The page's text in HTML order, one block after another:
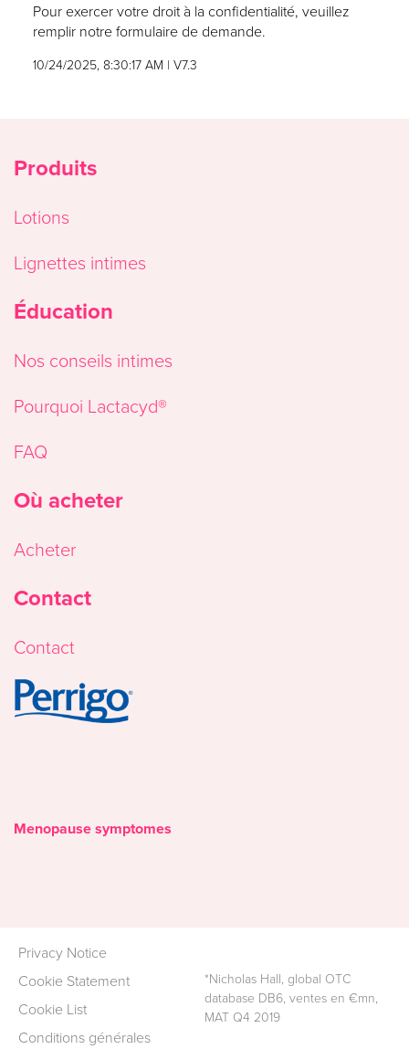
Pour exercer votre droit à la confidentialité, veuillez
remplir notreformulaire de demande.
10/24/2025, 8:30:17 AM | V7.3
Produits
Lotions
Lignettes intimes
Éducation
Nos conseils intimes
Pourquoi Lactacyd®
FAQ
Où acheter
Acheter
Contact
Contact
Image
Menopause symptomes
Privacy Notice
Cookie Statement
Cookie List
​Conditions générales​
*Nicholas Hall, global OTC
database DB6, ventes en €mn,
MAT Q4 2019